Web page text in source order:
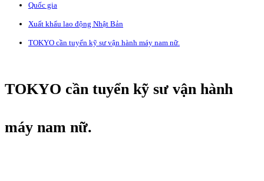
Quốc gia
Xuất khẩu lao động Nhật Bản
TOKYO cần tuyển kỹ sư vận hành máy nam nữ.
TOKYO cần tuyển kỹ sư vận hành
máy nam nữ.